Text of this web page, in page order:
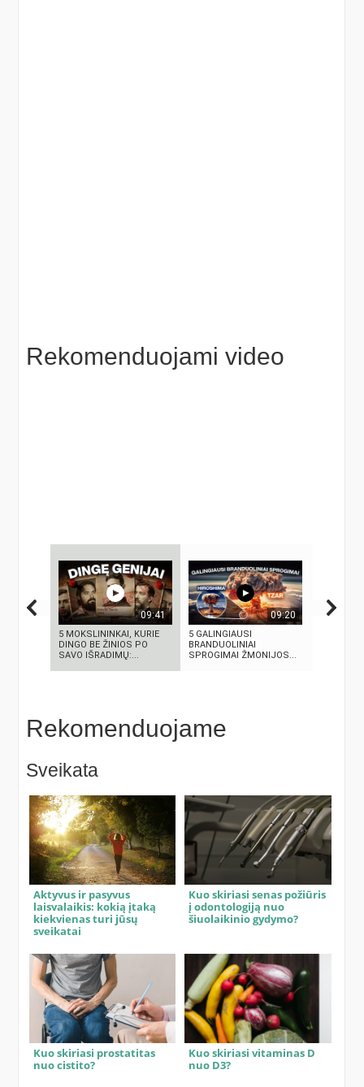
Rekomenduojami video
09:41
5 MOKSLININKAI, KURIE
DINGO BE ŽINIOS PO
SAVO IŠRADIMŲ:...
09:20
5 GALINGIAUSI
BRANDUOLINIAI
SPROGIMAI ŽMONIJOS...
Rekomenduojame
Sveikata
Aktyvus ir pasyvus
laisvalaikis: kokią įtaką
kiekvienas turi jūsų
sveikatai
Kuo skiriasi senas požiūris
į odontologiją nuo
šiuolaikinio gydymo?
Kuo skiriasi prostatitas
nuo cistito?
Kuo skiriasi vitaminas D
nuo D3?